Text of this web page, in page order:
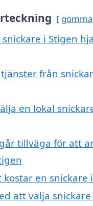
gömma
snickare i Stigen
från
en lokal
tillväga för att
kostar en snickare
att välja snickare